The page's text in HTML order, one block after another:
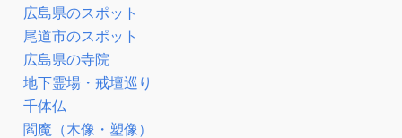
広島県のスポット
尾道市のスポット
広島県の寺院
地下霊場・戒壇巡り
千体仏
閻魔（木像・塑像）